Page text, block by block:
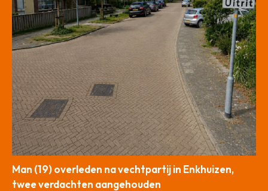
Man (19) overleden na vechtpartij in Enkhuizen,
twee verdachten aangehouden